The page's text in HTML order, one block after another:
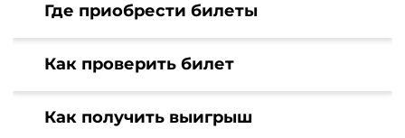
Где приобрести билеты
Как проверить билет
Как получить выигрыш